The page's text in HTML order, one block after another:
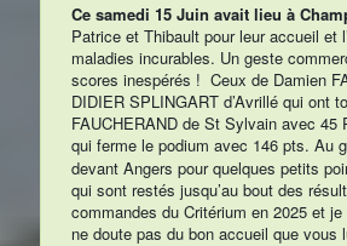
Ce samedi 15 Juin avait lieu à
Patrice et Thibault pour leur accueil et
maladies incurables. Un geste
scores inespérés ! Ceux de Damien
DIDIER SPLINGART d’Avrillé qui ont
FAUCHERAND de St Sylvain avec
qui ferme le podium avec 146 pts. Au
devant Angers pour quelques petits
qui sont restés jusqu’au bout des
commandes du Critérium en 2025 et
ne doute pas du bon accueil que